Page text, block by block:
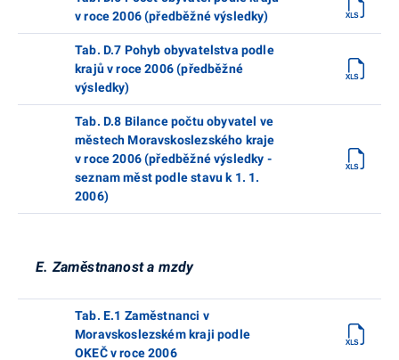
v roce 2006 (předběžné výsledky)
Tab. D.7 Pohyb obyvatelstva podle
krajů v roce 2006 (předběžné
výsledky)
Tab. D.8 Bilance počtu obyvatel ve
městech Moravskoslezského kraje
v roce 2006 (předběžné výsledky -
seznam měst podle stavu k 1. 1.
2006)
E. Zaměstnanost a mzdy
Tab. E.1 Zaměstnanci v
Moravskoslezském kraji podle
OKEČ v roce 2006